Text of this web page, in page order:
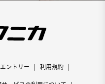
ントリー 利用規約